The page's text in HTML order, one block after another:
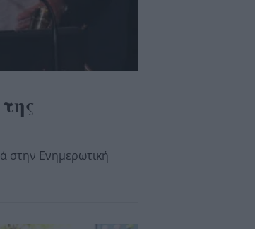
στην Ενημερωτική